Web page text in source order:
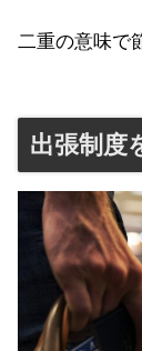
二重の意味で
出張制度